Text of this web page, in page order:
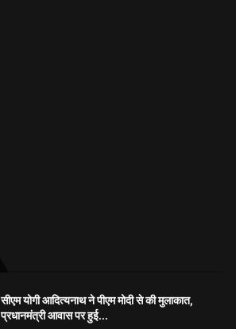
सीएम योगी आदित्यनाथ ने पीएम मोदी से की मुलाकात,
प्रधानमंत्री आवास पर हुई...